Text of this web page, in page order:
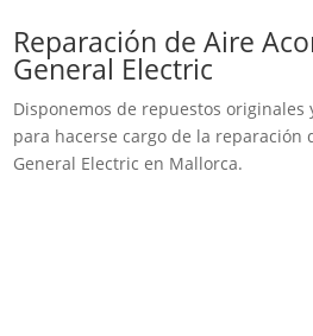
Reparación de Aire
General Electric
Disponemos de repuestos originales
para hacerse cargo de la reparación
General Electric en Mallorca.